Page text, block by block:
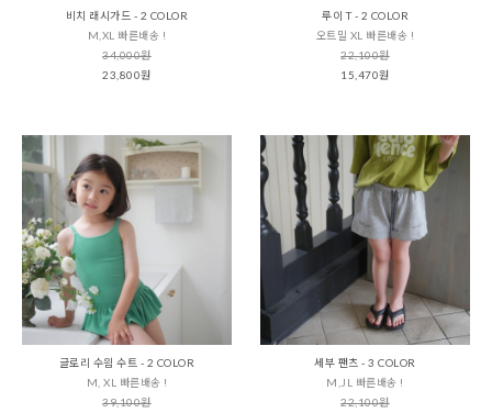
비치 래시가드 - 2 COLOR
M,XL 빠른배송 !
34,000원
23,800원
루이 T - 2 COLOR
오트밀 XL 빠른배송 !
22,100원
15,470원
글로리 수읨 수트 - 2 COLOR
M, XL 빠른배송 !
39,100원
세부 팬츠 - 3 COLOR
M,JL 빠른배송 !
22,100원